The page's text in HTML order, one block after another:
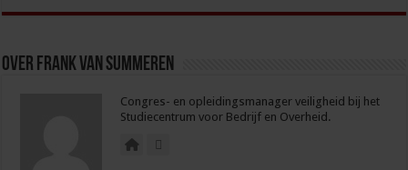
Over Frank van Summeren
Congres- en opleidingsmanager veiligheid bij het
Studiecentrum voor Bedrijf en Overheid.